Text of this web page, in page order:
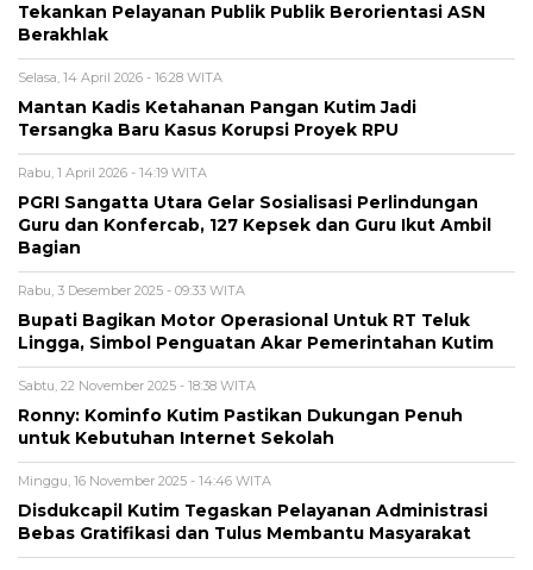
Tekankan Pelayanan Publik Publik Berorientasi ASN
Berakhlak
Selasa, 14 April 2026 - 16:28 WITA
Mantan Kadis Ketahanan Pangan Kutim Jadi
Tersangka Baru Kasus Korupsi Proyek RPU
Rabu, 1 April 2026 - 14:19 WITA
PGRI Sangatta Utara Gelar Sosialisasi Perlindungan
Guru dan Konfercab, 127 Kepsek dan Guru Ikut Ambil
Bagian
Rabu, 3 Desember 2025 - 09:33 WITA
Bupati Bagikan Motor Operasional Untuk RT Teluk
Lingga, Simbol Penguatan Akar Pemerintahan Kutim
Sabtu, 22 November 2025 - 18:38 WITA
Ronny: Kominfo Kutim Pastikan Dukungan Penuh
untuk Kebutuhan Internet Sekolah
Minggu, 16 November 2025 - 14:46 WITA
Disdukcapil Kutim Tegaskan Pelayanan Administrasi
Bebas Gratifikasi dan Tulus Membantu Masyarakat